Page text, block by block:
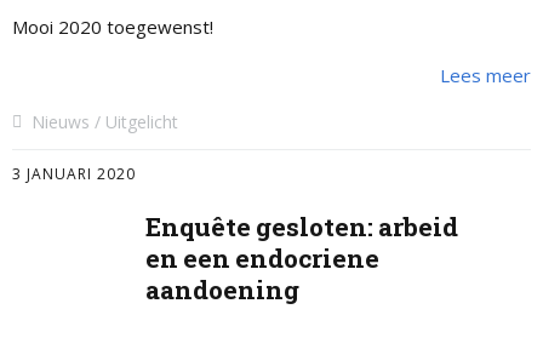
Mooi 2020 toegewenst!
Lees meer
Nieuws Uitgelicht
3 JANUARI 2020
Enquête gesloten: arbeid
en een endocriene
aandoening